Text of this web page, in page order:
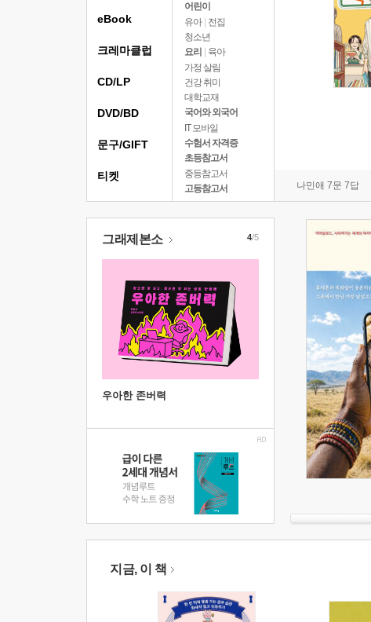
어린이
유아 | 전집
청소년
요리
육아
가정 살림
건강 취미
대학교재
국어와 외국어
IT 모바일
수험서 자격증
초등참고서
중등참고서
고등참고서
나민애 7문 7답
eBook
크레마클럽
CD/LP
DVD/BD
문구/GIFT
티켓
그래제본소
우아한 존버력
4/5
지금, 이 책